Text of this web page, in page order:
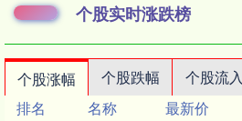
个股实时涨跌榜
个股涨幅 个股跌幅 个股流入
排名
名称 最新价